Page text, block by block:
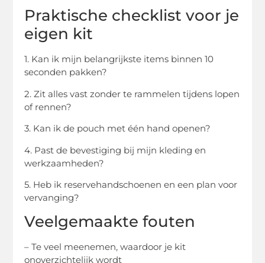
Praktische checklist voor je
eigen kit
1. Kan ik mijn belangrijkste items binnen 10
seconden pakken?
2. Zit alles vast zonder te rammelen tijdens lopen
of rennen?
3. Kan ik de pouch met één hand openen?
4. Past de bevestiging bij mijn kleding en
werkzaamheden?
5. Heb ik reservehandschoenen en een plan voor
vervanging?
Veelgemaakte fouten
– Te veel meenemen, waardoor je kit
onoverzichtelijk wordt